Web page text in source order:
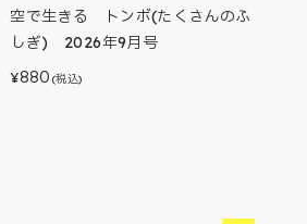
空で生きる トンボ(たくさんのふ
しぎ) 2026年9月号
¥880 (税込)